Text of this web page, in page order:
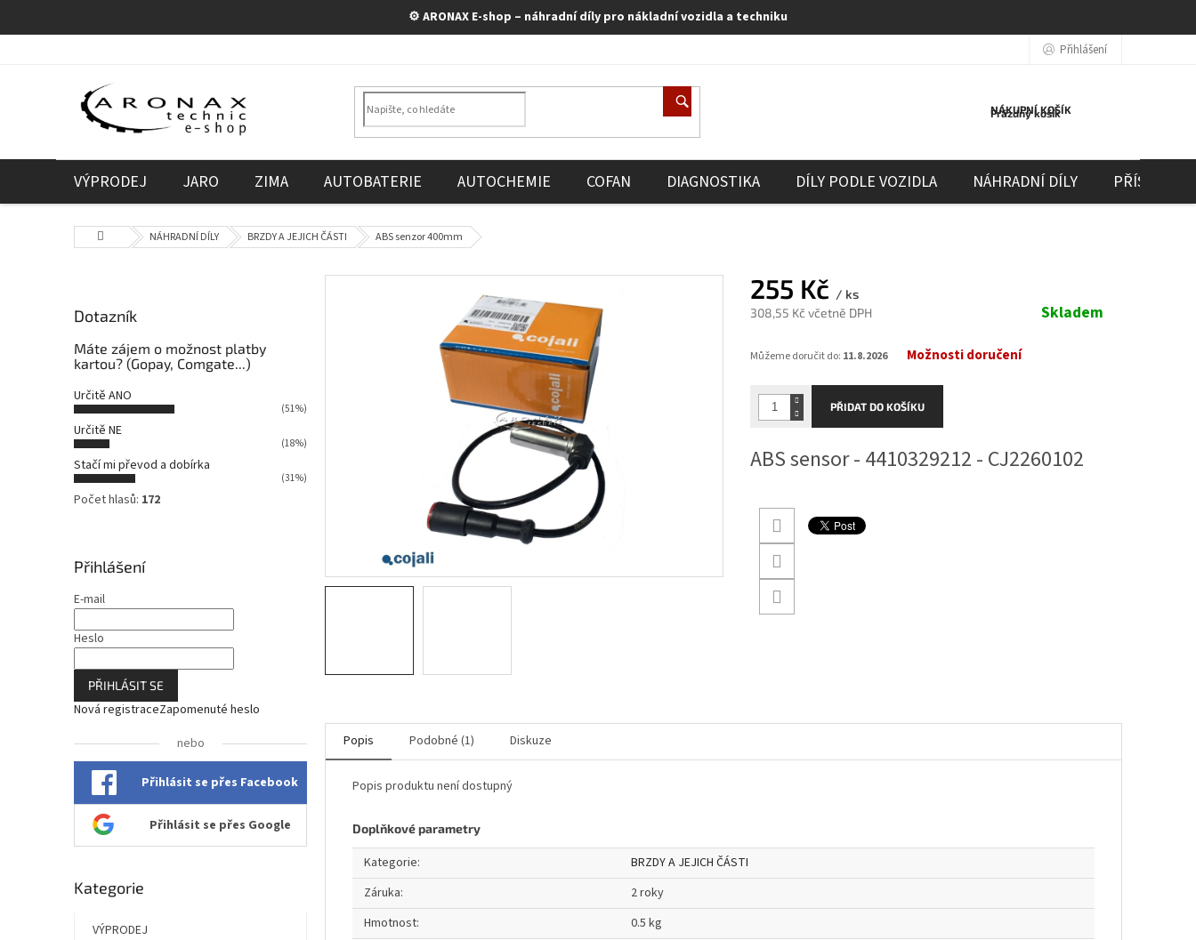
⚙️ ARONAX E-shop – náhradní díly pro nákladní vozidla a techniku
Přihlášení
NÁKUPNÍ KOŠÍK
Prázdný košík
VÝPRODEJ JARO ZIMA AUTOBATERIE AUTOCHEMIE COFAN DIAGNOSTIKA DÍLY PODLE VOZIDLA NÁHRADNÍ DÍLY
Domů NÁHRADNÍ DÍLY BRZDY A JEJICH ČÁSTI ABS senzor 400mm
s
t
r
n
n
í
p
a
n
Dotazník
Máte zájem o možnost platby
kartou? (Gopay, Comgate...)
Určitě ANO
(51%)
Určitě NE
(18%)
Stačí mi převod a dobírka
(31%)
Počet hlasů: 172
Přihlášení
E-mail
Heslo
PŘIHLÁSIT SE
Nová registraceZapomenuté heslo
nebo
Přihlásit se přes Facebook
Přihlásit se přes Google
Přeskočit
Kategorie
VÝPRODEJ
255 Kč / ks
308,55 Kč včetně DPH
cena:
Skladem
Můžeme doručit do: 11.8.2026 Možnosti doručení
PŘIDAT DO KOŠÍKU
ABS sensor - 4410329212 - CJ2260102
Popis Podobné (1) Diskuze
Popis produktu není dostupný
Doplňkové parametry
Kategorie:
BRZDY A JEJICH ČÁSTI
Záruka:
2 roky
Hmotnost: 0.5 kg